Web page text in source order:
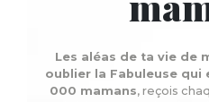
Les aléas de ta vie de
oublier la Fabuleuse qui
000 mamans, reçois